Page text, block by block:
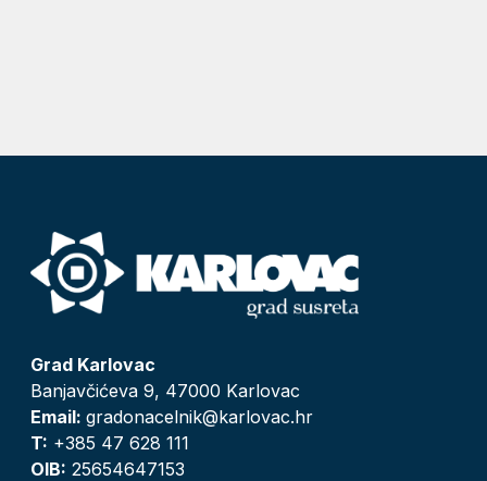
Grad Karlovac
Banjavčićeva 9, 47000 Karlovac
Email: gradonacelnik@karlovac.hr
T: +385 47 628 111
OIB: 25654647153